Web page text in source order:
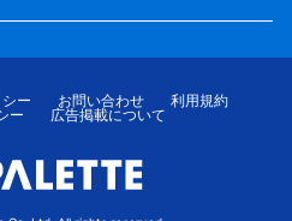
ー お問い合わせ
利用規約
ー
広告掲載について